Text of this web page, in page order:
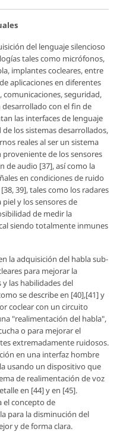
del lenguaje silencioso
tales como micrófonos,
implantes cocleares, entre
aplicaciones en diferentes
comunicaciones, seguridad,
desarrollado con el fin de
las interfaces de lenguaje
los sistemas desarrollados,
reales al ser un sistema
de los sensores
de audio [37], así como la
en condiciones de ruido
39], tales como los radares
y los sensores de
de medir la
siendo totalmente inmunes
la adquisición del habla sub-
para mejorar la
las habilidades del
se describe en [40],[41] y
coclear con un circuito
"realimentación del habla",
o para mejorar el
extremadamente ruidosos.
en una interfaz hombre
usando un dispositivo que
de realimentación de voz
en [44] y en [45].
el concepto de
para la disminución del
y de forma clara.